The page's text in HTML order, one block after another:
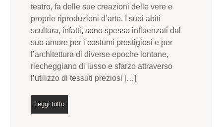
teatro, fa delle sue creazioni delle vere e
proprie riproduzioni d’arte. I suoi abiti
scultura, infatti, sono spesso influenzati dal
suo amore per i costumi prestigiosi e per
l’architettura di diverse epoche lontane,
riecheggiano di lusso e sfarzo attraverso
l’utilizzo di tessuti preziosi […]
Leggi tutto